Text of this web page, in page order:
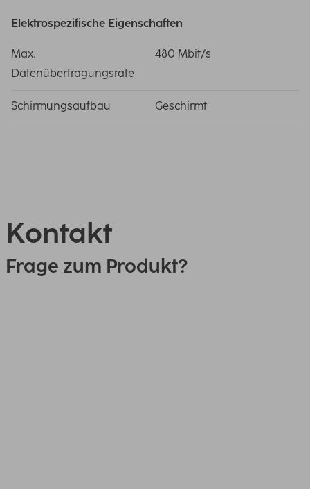
Elektrospezifische Eigenschaften
Max.
Datenübertragungsrate
480 Mbit/s
Schirmungsaufbau Geschirmt
Kontakt
Frage zum Produkt?